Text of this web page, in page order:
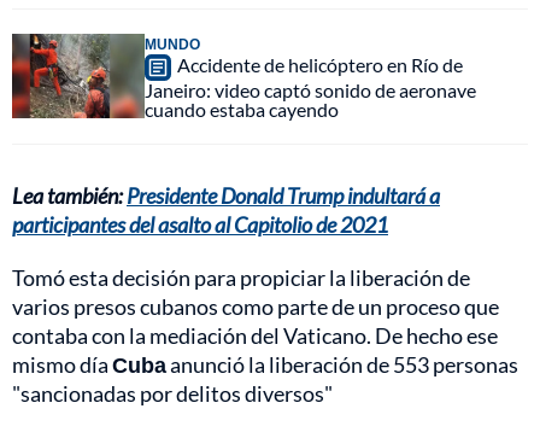
MUNDO
Accidente de helicóptero en Río de
Janeiro: video captó sonido de aeronave
cuando estaba cayendo
Lea también:Presidente Donald Trump indultará a
participantes del asalto al Capitolio de 2021
Tomó esta decisión para propiciar la liberación de
varios presos cubanos como parte de un proceso que
contaba con la mediación del Vaticano. De hecho ese
mismo díaCubaanunció la liberación de 553 personas
"sancionadas por delitos diversos"